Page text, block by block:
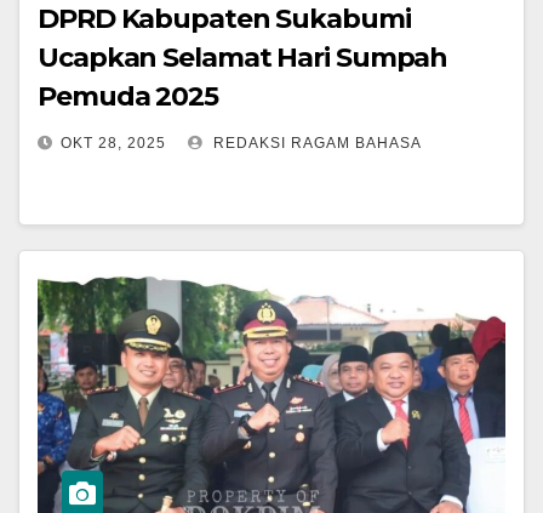
DPRD Kabupaten Sukabumi
Ucapkan Selamat Hari Sumpah
Pemuda 2025
OKT 28, 2025 REDAKSI RAGAM BAHASA